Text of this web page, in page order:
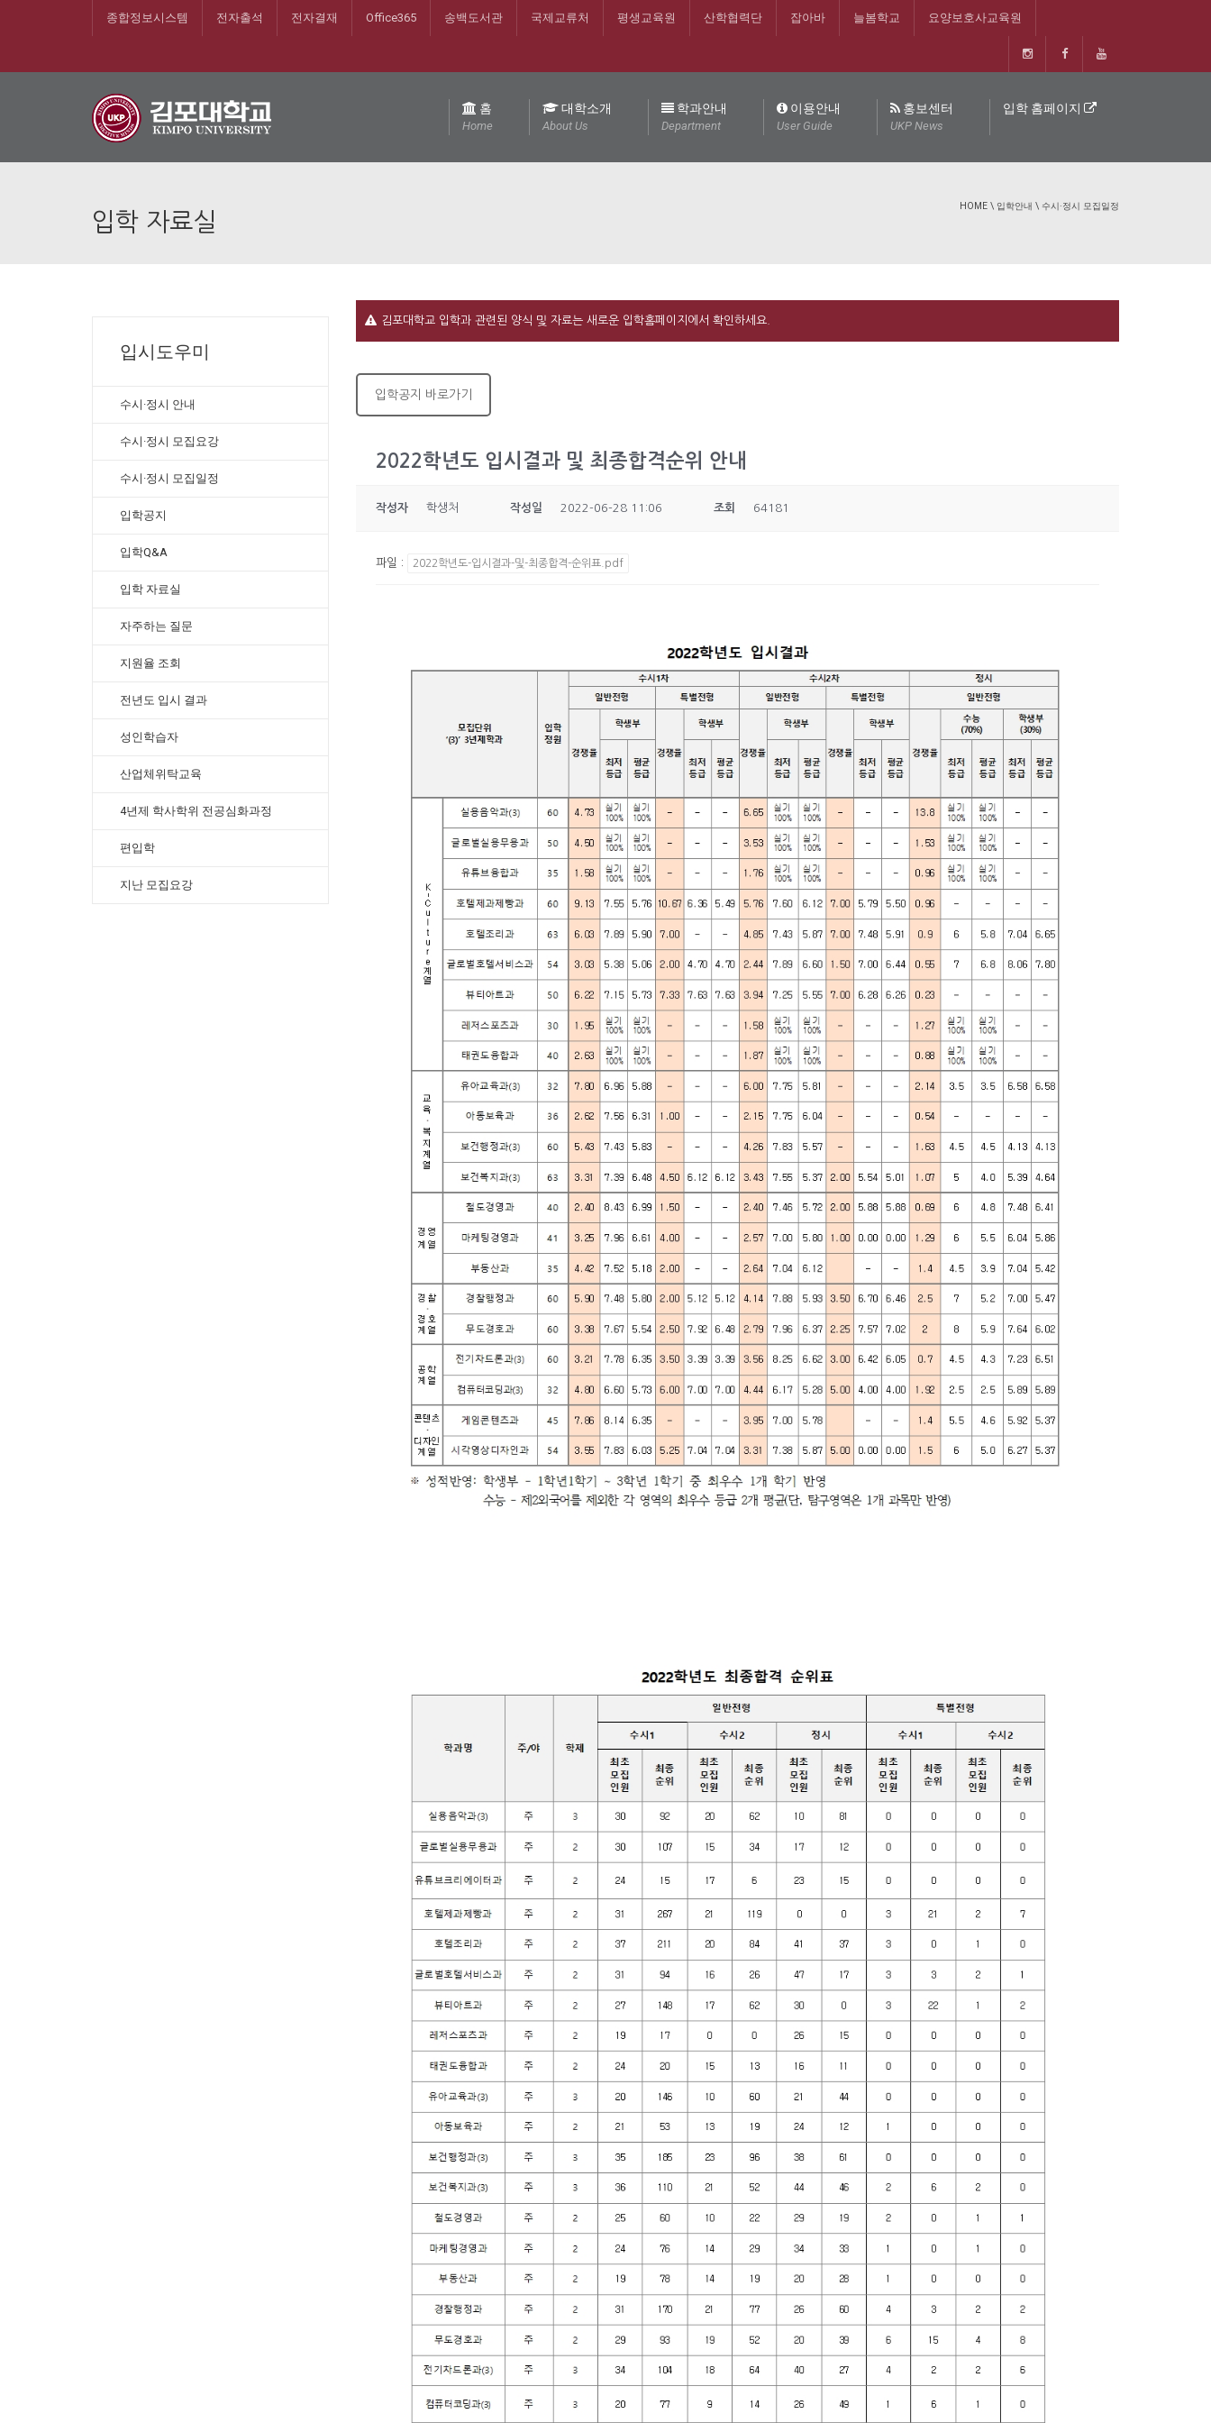
종합정보시스템 전자출석 전자결재 Office365 송백도서관 국제교류처 평생교육원 산학협력단 잡아바 늘봄학교 요양보호사교육원
홈
Home
대학소개
About Us
학과안내
Department
이용안내
User Guide
홍보센터
UKP News
입학 홈페이지
입학 자료실
HOME \ 입학안내 \ 수시·정시 모집일정
김포대학교 입학과 관련된 양식 및 자료는 새로운 입학홈페이지에서 확인하세요.
입학공지 바로가기
2022학년도 입시결과 및 최종합격순위 안내
작성자 학생처 작성일 2022-06-28 11:06 조회 64181
파일 : 2022학년도-입시결과-및-최종합격-순위표.pdf
입시도우미
수시·정시 안내
수시·정시 모집요강
수시·정시 모집일정
입학공지
입학Q&A
입학 자료실
자주하는 질문
지원율 조회
전년도 입시 결과
성인학습자
산업체위탁교육
4년제 학사학위 전공심화과정
편입학
지난 모집요강